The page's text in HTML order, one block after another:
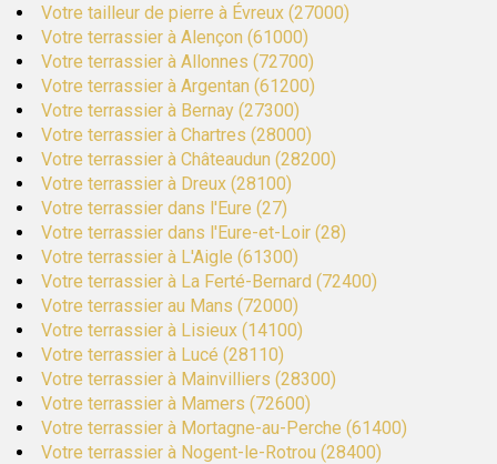
Votre tailleur de pierre à Évreux (27000)
Votre terrassier à Alençon (61000)
Votre terrassier à Allonnes (72700)
Votre terrassier à Argentan (61200)
Votre terrassier à Bernay (27300)
Votre terrassier à Chartres (28000)
Votre terrassier à Châteaudun (28200)
Votre terrassier à Dreux (28100)
Votre terrassier dans l'Eure (27)
Votre terrassier dans l'Eure-et-Loir (28)
Votre terrassier à L'Aigle (61300)
Votre terrassier à La Ferté-Bernard (72400)
Votre terrassier au Mans (72000)
Votre terrassier à Lisieux (14100)
Votre terrassier à Lucé (28110)
Votre terrassier à Mainvilliers (28300)
Votre terrassier à Mamers (72600)
Votre terrassier à Mortagne-au-Perche (61400)
Votre terrassier à Nogent-le-Rotrou (28400)